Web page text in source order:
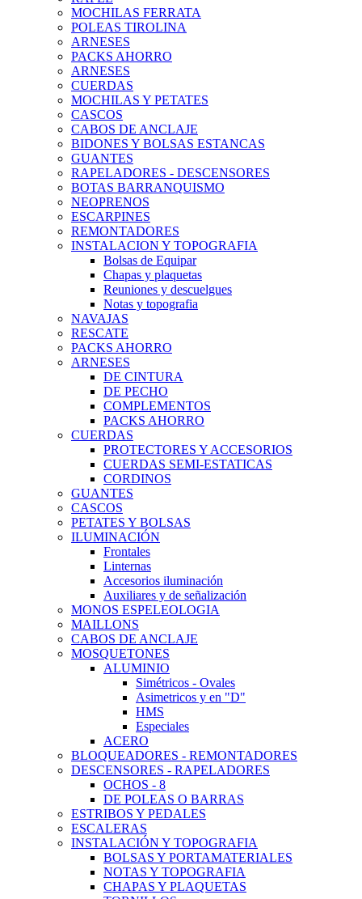
MOCHILAS FERRATA
POLEAS TIROLINA
ARNESES
PACKS AHORRO
ARNESES
CUERDAS
MOCHILAS Y PETATES
CASCOS
CABOS DE ANCLAJE
BIDONES Y BOLSAS ESTANCAS
GUANTES
RAPELADORES - DESCENSORES
BOTAS BARRANQUISMO
NEOPRENOS
ESCARPINES
REMONTADORES
INSTALACION Y TOPOGRAFIA
Bolsas de Equipar
Chapas y plaquetas
Reuniones y descuelgues
Notas y topografia
NAVAJAS
RESCATE
PACKS AHORRO
ARNESES
DE CINTURA
DE PECHO
COMPLEMENTOS
PACKS AHORRO
CUERDAS
PROTECTORES Y ACCESORIOS
CUERDAS SEMI-ESTATICAS
CORDINOS
GUANTES
CASCOS
PETATES Y BOLSAS
ILUMINACIÓN
Frontales
Linternas
Accesorios iluminación
Auxiliares y de señalización
MONOS ESPELEOLOGIA
MAILLONS
CABOS DE ANCLAJE
MOSQUETONES
ALUMINIO
Simétricos - Ovales
Asimetricos y en "D"
HMS
Especiales
ACERO
BLOQUEADORES - REMONTADORES
DESCENSORES - RAPELADORES
OCHOS - 8
DE POLEAS O BARRAS
ESTRIBOS Y PEDALES
ESCALERAS
INSTALACIÓN Y TOPOGRAFIA
BOLSAS Y PORTAMATERIALES
NOTAS Y TOPOGRAFIA
CHAPAS Y PLAQUETAS